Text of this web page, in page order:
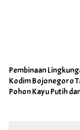
Pembinaan
Kodim Bojonegoro
Pohon Kayu Putih